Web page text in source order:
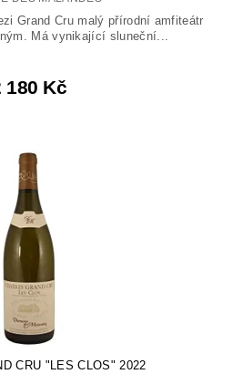
Grand Cru malý přírodní amfiteátr
Má vynikající sluneční...
180 Kč
CRU "LES CLOS" 2022